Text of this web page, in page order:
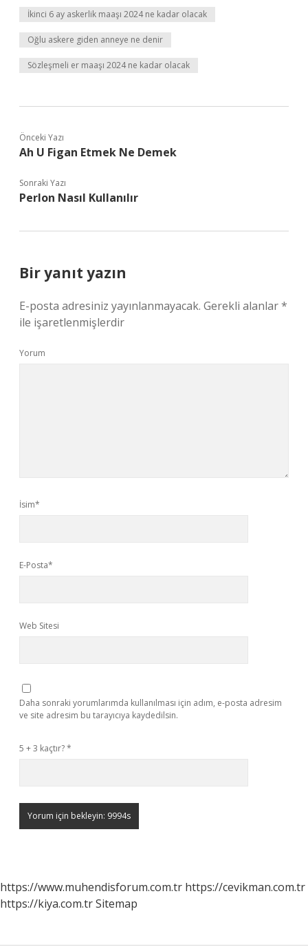
İkinci 6 ay askerlik maaşı 2024 ne kadar olacak
Oğlu askere giden anneye ne denir
Sözleşmeli er maaşı 2024 ne kadar olacak
Önceki Yazı
Ah U Figan Etmek Ne Demek
Sonraki Yazı
Perlon Nasıl Kullanılır
Bir yanıt yazın
E-posta adresiniz yayınlanmayacak. Gerekli alanlar*
ile işaretlenmişlerdir
Yorum
İsim*
E-Posta*
Web Sitesi
Daha sonraki yorumlarımda kullanılması için adım, e-posta adresim
ve site adresim bu tarayıcıya kaydedilsin.
5 + 3 kaçtır?*
https://www.muhendisforum.com.tr https://cevikman.com.tr
https://kiya.com.trSitemap